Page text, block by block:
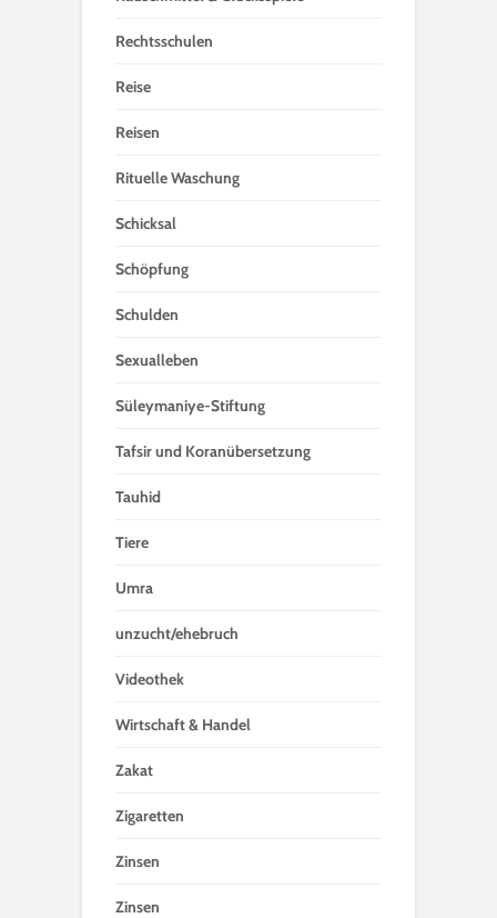
Rechtsschulen
Reise
Reisen
Rituelle Waschung
Schicksal
Schöpfung
Schulden
Sexualleben
Süleymaniye-Stiftung
Tafsir und Koranübersetzung
Tauhid
Tiere
Umra
unzucht/ehebruch
Videothek
Wirtschaft & Handel
Zakat
Zigaretten
Zinsen
Zinsen